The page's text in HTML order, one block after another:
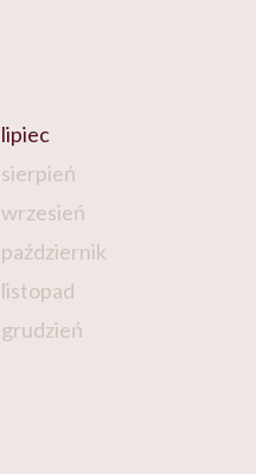
lipiec
sierpień
wrzesień
październik
listopad
grudzień